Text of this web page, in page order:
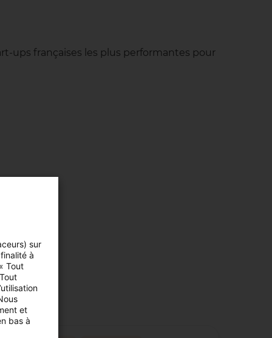
ups françaises les plus performantes pour
sur
à
Tout
et
bas à